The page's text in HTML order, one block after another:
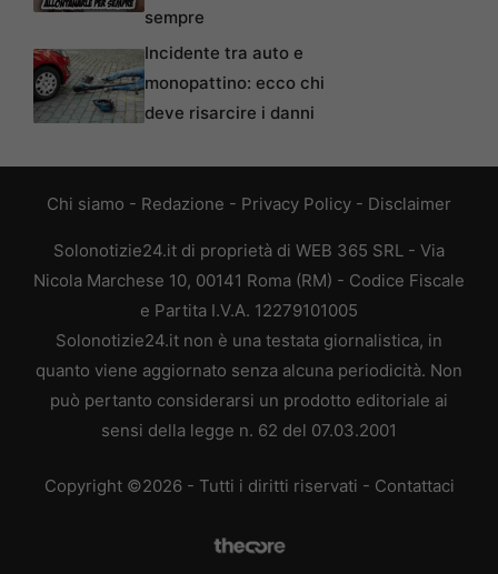
sempre
Incidente tra auto e
monopattino: ecco chi
deve risarcire i danni
Chi siamo - Redazione - Privacy Policy - Disclaimer
Solonotizie24.it di proprietà di WEB 365 SRL - Via
Nicola Marchese 10, 00141 Roma (RM) - Codice Fiscale
e Partita I.V.A. 12279101005
Solonotizie24.it non è una testata giornalistica, in
quanto viene aggiornato senza alcuna periodicità. Non
può pertanto considerarsi un prodotto editoriale ai
sensi della legge n. 62 del 07.03.2001
Copyright ©2026 - Tutti i diritti riservati - Contattaci